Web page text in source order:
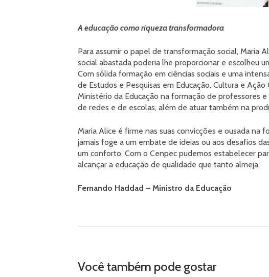
A educação como riqueza transformadora
Para assumir o papel de transformação social, Maria
social abastada poderia lhe proporcionar e escolheu
Com sólida formação em ciências sociais e uma
de Estudos e Pesquisas em Educação, Cultura e
Ministério da Educação na formação de professores
de redes e de escolas, além de atuar também na
Maria Alice é firme nas suas convicções e ousada na
jamais foge a um embate de ideias ou aos desafios
um conforto. Com o Cenpec pudemos estabelecer
alcançar a educação de qualidade que tanto almeja.
Fernando Haddad – Ministro da Educação
Você também pode gostar